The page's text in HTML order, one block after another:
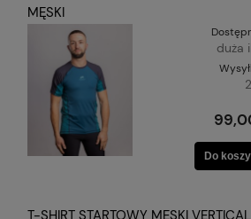
MĘSKI
duża
Do